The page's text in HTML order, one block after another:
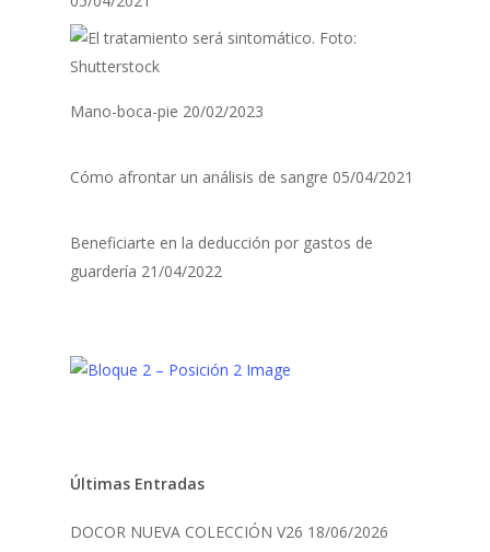
Mano-boca-pie 20/02/2023
Cómo afrontar un análisis de sangre 05/04/2021
Beneficiarte en la deducción por gastos de
guardería 21/04/2022
Últimas Entradas
DOCOR NUEVA COLECCIÓN V26 18/06/2026